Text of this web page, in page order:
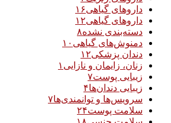
داروهای گیاهی۱۶
داروهای گیاهی۱۲
دسته‌بندی نشده۸
دمنوش‌های گیاهی ۱۰
دندان پزشکی۱۲
زنان، زایمان و نازایی ۱
زیبایی پوست۷
زیبایی دندان‌ها۴
سرویس‌ها و توانمندی‌ها۷
سلامت پوست۲۴